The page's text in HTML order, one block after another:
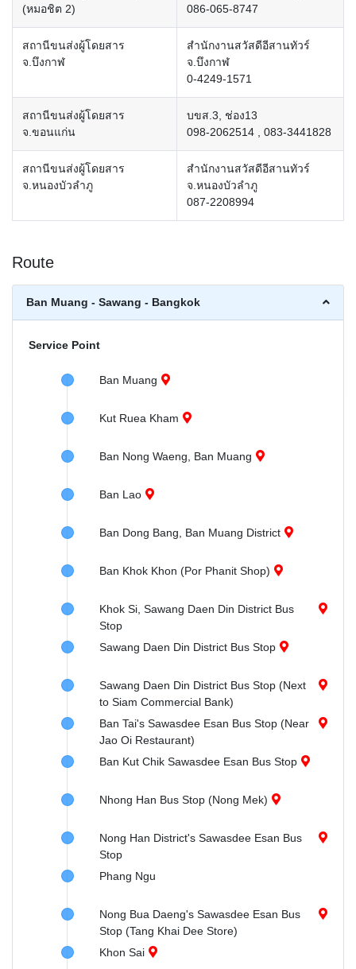
(หมอชิต 2)
086-065-8747
สถานีขนส่งผู้โดยสาร
จ.บึงกาฬ
สำนักงานสวัสดีอีสานทัวร์
จ.บึงกาฬ
0-4249-1571
สถานีขนส่งผู้โดยสาร
จ.ขอนแก่น
บขส.3, ช่อง13
098-2062514 , 083-3441828
สถานีขนส่งผู้โดยสาร
จ.หนองบัวลำภู
สำนักงานสวัสดีอีสานทัวร์
จ.หนองบัวลำภู
087-2208994
Route
Ban Muang - Sawang - Bangkok
Service Point
Ban Muang
Kut Ruea Kham
Ban Nong Waeng, Ban Muang
Ban Lao
Ban Dong Bang, Ban Muang District
Ban Khok Khon (Por Phanit Shop)
Khok Si, Sawang Daen Din District Bus
Stop
Sawang Daen Din District Bus Stop
Sawang Daen Din District Bus Stop (Next
to Siam Commercial Bank)
Ban Tai's Sawasdee Esan Bus Stop (Near
Jao Oi Restaurant)
Ban Kut Chik Sawasdee Esan Bus Stop
Nhong Han Bus Stop (Nong Mek)
Nong Han District's Sawasdee Esan Bus
Stop
Phang Ngu
Nong Bua Daeng's Sawasdee Esan Bus
Stop (Tang Khai Dee Store)
Khon Sai